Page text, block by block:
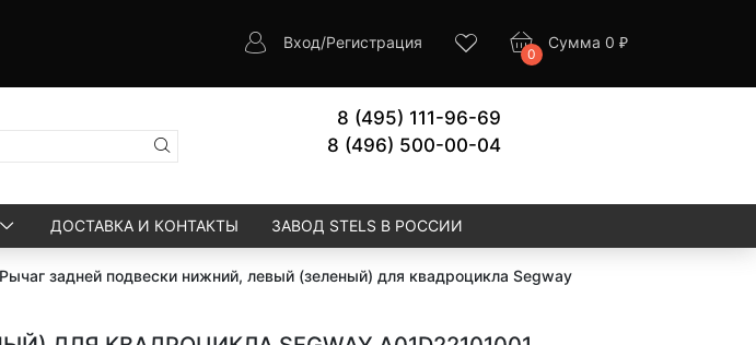
Вход/Регистрация
0
Сумма 0 ₽
8 (495) 111-96-69
8 (496) 500-00-04
ДОСТАВКА И КОНТАКТЫ ЗАВОД STELS В РОССИИ
Рычаг задней подвески нижний, левый (зеленый) для квадроцикла Segway